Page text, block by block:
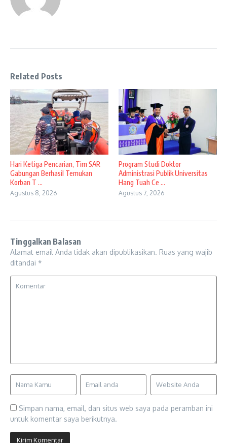
Related Posts
Hari Ketiga Pencarian, Tim SAR
Gabungan Berhasil Temukan
Korban T ...
Agustus 8, 2026
Program Studi Doktor
Administrasi Publik Universitas
Hang Tuah Ce ...
Agustus 7, 2026
Tinggalkan Balasan
Alamat email Anda tidak akan dipublikasikan. Ruas yang wajib
ditandai *
Simpan nama, email, dan situs web saya pada peramban ini
untuk komentar saya berikutnya.